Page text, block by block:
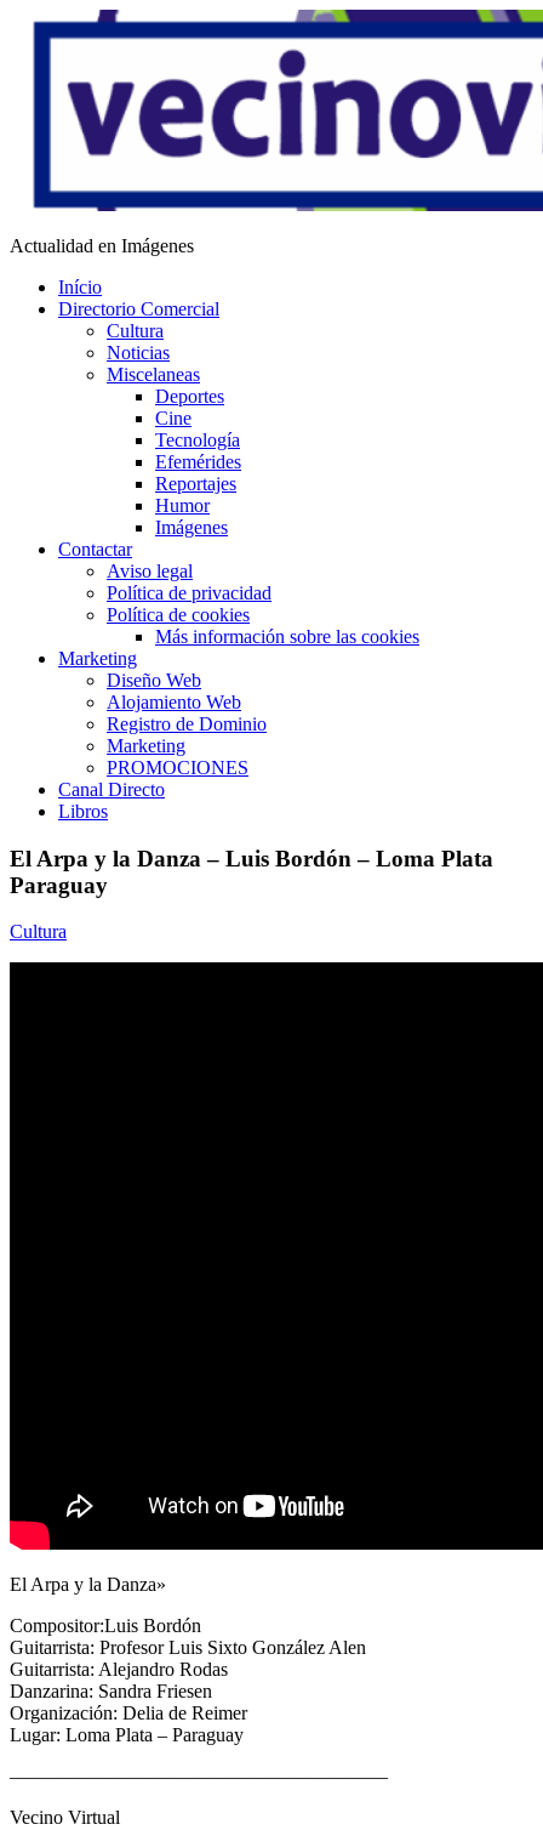
Saltar
Vecino Virtual
Actualidad en Imágenes
Início
Directorio Comercial
Cultura
Noticias
Miscelaneas
Deportes
Cine
Tecnología
Efemérides
Reportajes
Humor
Imágenes
Contactar
Aviso legal
Política de privacidad
Política de cookies
Más información sobre las cookies
Marketing
Diseño Web
Alojamiento Web
Registro de Dominio
Marketing
PROMOCIONES
Canal Directo
Libros
El Arpa y la Danza – Luis Bordón – Loma Plata
Paraguay
Cultura
El Arpa y la Danza»
Compositor:Luis Bordón
Guitarrista: Profesor Luis Sixto González Alen
Guitarrista: Alejandro Rodas
Danzarina: Sandra Friesen
Organización: Delia de Reimer
Lugar: Loma Plata – Paraguay
———————————————————–
Vecino Virtual